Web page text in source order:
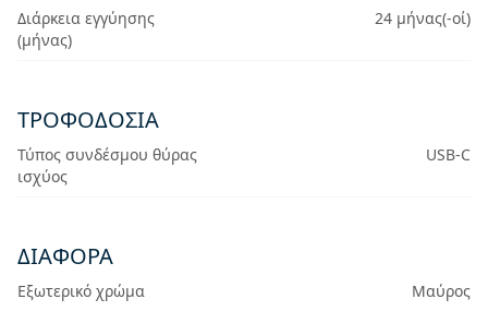
Διάρκεια εγγύησης
(μήνας)
24 μήνας(-οί)
ΤΡΟΦΟΔΟΣΊΑ
Τύπος συνδέσμου θύρας
ισχύος
USB-C
ΔΙΆΦΟΡΑ
Εξωτερικό χρώμα
Μαύρος